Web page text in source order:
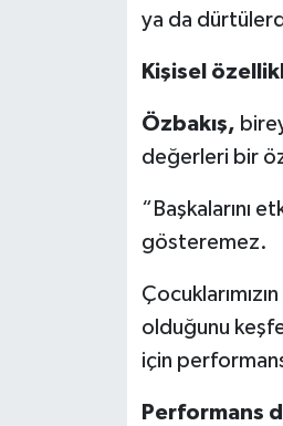
ya da
Kişisel
Özbakış,
değerleri bir
“Başkalarını
gösteremez.
olduğunu
için
Performans